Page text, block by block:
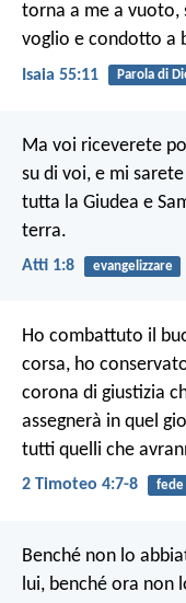
torna a me a vuoto,
voglio e condotto a
Isaia 55:11 Parola di
Ma voi riceverete
su di voi, e mi
tutta la Giudea e
terra.
Atti 1:8 evangelizzare
Ho combattuto il
corsa, ho
corona di giustizia
assegnerà in quel
tutti quelli che
2 Timoteo 4:7-8 fede
Benché non lo
lui, benché ora non